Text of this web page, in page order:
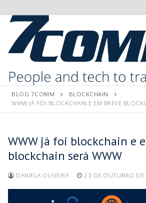
BLOG 7COMM
BLOCKCHAIN
WWW JÁ FOI BLOCKCHAIN E EM BREVE
WWW já foi blockchain e
blockchain será WWW
DANIELA OLIVEIRA 23 DE OUTUBRO DE